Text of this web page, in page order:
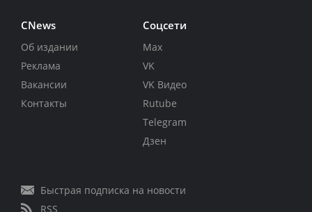
CNews
Об издании
Реклама
Вакансии
Контакты
Соцсети
Max
VK
VK Видео
Rutube
Telegram
Дзен
Быстрая подписка на новости
RSS